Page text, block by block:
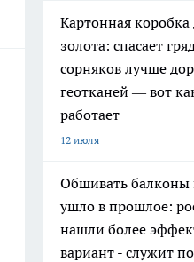
Картонная
золота: спасает
сорняков лучше
геотканей — вот
работает
12 июля
Обшивать балконы
ушло в прошлое:
нашли более
вариант - служит